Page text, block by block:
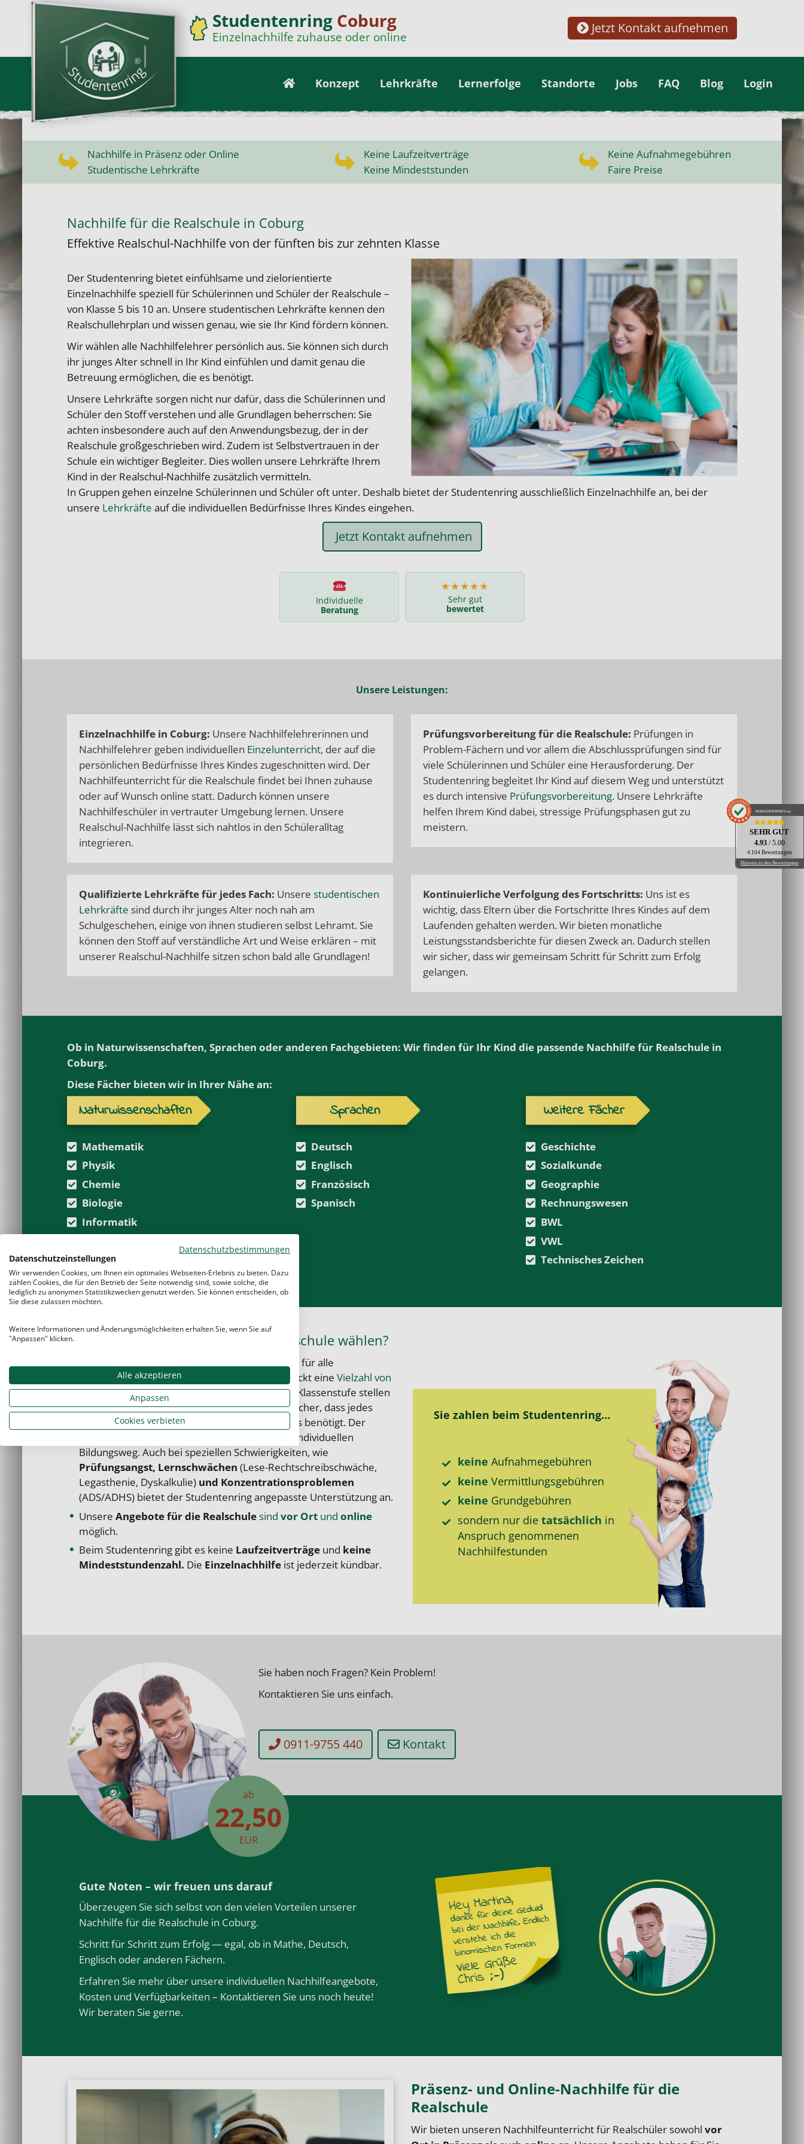
Studentenring Coburg
Einzelnachhilfe zuhause oder online
Jetzt Kontakt aufnehmen
Konzept Lehrkräfte Lernerfolge Standorte Jobs FAQ Blog Login
Nachhilfe in Präsenz oder Online
Studentische Lehrkräfte
Keine Laufzeitverträge
Keine Mindeststunden
Keine Aufnahmegebühren
Faire Preise
Nachhilfe für die Realschule in Coburg
Effektive Realschul-Nachhilfe von der fünften bis zur zehnten Klasse
Der Studentenring bietet einfühlsame und zielorientierte
Einzelnachhilfe speziell für Schülerinnen und Schüler der Realschule –
von Klasse 5 bis 10 an. Unsere studentischen Lehrkräfte kennen den
Realschullehrplan und wissen genau, wie sie Ihr Kind fördern können.
Wir wählen alle Nachhilfelehrer persönlich aus. Sie können sich durch
ihr junges Alter schnell in Ihr Kind einfühlen und damit genau die
Betreuung ermöglichen, die es benötigt.
Unsere Lehrkräfte sorgen nicht nur dafür, dass die Schülerinnen und
Schüler den Stoff verstehen und alle Grundlagen beherrschen: Sie
achten insbesondere auch auf den Anwendungsbezug, der in der
Realschule großgeschrieben wird. Zudem ist Selbstvertrauen in der
Schule ein wichtiger Begleiter. Dies wollen unsere Lehrkräfte Ihrem
Kind in der Realschul-Nachhilfe zusätzlich vermitteln.
In Gruppen gehen einzelne Schülerinnen und Schüler oft unter. Deshalb bietet der Studentenring ausschließlich Einzelnachhilfe an, bei der
unsere Lehrkräfte auf die individuellen Bedürfnisse Ihres Kindes eingehen.
Jetzt Kontakt aufnehmen
Individuelle
Beratung
★★★★★
Sehr gut
bewertet
Unsere Leistungen:
Einzelnachhilfe in Coburg: Unsere Nachhilfelehrerinnen und
Nachhilfelehrer geben individuellen Einzelunterricht, der auf die
persönlichen Bedürfnisse Ihres Kindes zugeschnitten wird. Der
Nachhilfeunterricht für die Realschule findet bei Ihnen zuhause
oder auf Wunsch online statt. Dadurch können unsere
Nachhilfeschüler in vertrauter Umgebung lernen. Unsere
Realschul-Nachhilfe lässt sich nahtlos in den Schüleralltag
integrieren.
Prüfungsvorbereitung für die Realschule: Prüfungen in
Problem-Fächern und vor allem die Abschlussprüfungen sind für
viele Schülerinnen und Schüler eine Herausforderung. Der
Studentenring begleitet Ihr Kind auf diesem Weg und unterstützt
es durch intensive Prüfungsvorbereitung. Unsere Lehrkräfte
helfen Ihrem Kind dabei, stressige Prüfungsphasen gut zu
meistern.
Qualifizierte Lehrkräfte für jedes Fach: Unsere studentischen
Lehrkräfte sind durch ihr junges Alter noch nah am
Schulgeschehen, einige von ihnen studieren selbst Lehramt. Sie
können den Stoff auf verständliche Art und Weise erklären – mit
unserer Realschul-Nachhilfe sitzen schon bald alle Grundlagen!
Kontinuierliche Verfolgung des Fortschritts: Uns ist es
wichtig, dass Eltern über die Fortschritte Ihres Kindes auf dem
Laufenden gehalten werden. Wir bieten monatliche
Leistungsstandsberichte für diesen Zweck an. Dadurch stellen
wir sicher, dass wir gemeinsam Schritt für Schritt zum Erfolg
gelangen.
Ob in Naturwissenschaften, Sprachen oder anderen Fachgebieten: Wir finden für Ihr Kind die passende Nachhilfe für Realschule in
Coburg.
Diese Fächer bieten wir in Ihrer Nähe an:
Naturwissenschaften
Mathematik
Physik
Chemie
Biologie
Informatik
Sprachen
Deutsch
Englisch
Französisch
Spanisch
Weitere Fächer
Geschichte
Sozialkunde
Geographie
Rechnungswesen
BWL
VWL
Technisches Zeichen
Warum unsere Nachhilfe für die Realschule wählen?
Unsere Privatnachhilfe für Realschüler:innen ist für alle
Klassenstufender Realschule verfügbar und deckt eine Vielzahl von
Fächernab. Unabhängig vom Fach und von der Klassenstufe stellen
wir mit unseren erfahrenen Nachhilfekräften sicher, dass jedes
Kind die Betreuung und Förderung erhält, die es benötigt. Der
Studentenring unterstützt Ihr Kind auf seinem individuellen
Bildungsweg. Auch bei speziellen Schwierigkeiten, wie
Prüfungsangst, Lernschwächen (Lese-Rechtschreibschwäche,
Legasthenie, Dyskalkulie) und Konzentrationsproblemen
(ADS/ADHS) bietet der Studentenring angepasste Unterstützung an.
Unsere Angebote für die Realschulesind vor Ort und online
möglich.
Beim Studentenring gibt es keine Laufzeitverträge und keine
Mindeststundenzahl. Die Einzelnachhilfe ist jederzeit kündbar.
Sie zahlen beim Studentenring…
keine Aufnahme­gebühren
keine Vermittlungs­gebühren
keine Grund­gebühren
sondern nur die tatsächlich in
Anspruch genommenen
Nachhilfe­stunden
Sie haben noch Fragen? Kein Problem!
Kontaktieren Sie uns einfach.
0911-9755 440 Kontakt
ab
22,50
EUR
Gute Noten – wir freuen uns darauf
Überzeugen Sie sich selbst von den vielen Vorteilen unserer
Nachhilfe für die Realschule in Coburg.
Schritt für Schritt zum Erfolg — egal, ob in Mathe, Deutsch,
Englisch oder anderen Fächern.
Erfahren Sie mehr über unsere individuellen Nachhilfeangebote,
Kosten und Verfügbarkeiten – Kontaktieren Sie uns noch heute!
Wir beraten Sie gerne.
Präsenz- und Online-Nachhilfe für die
Realschule
Wir bieten unseren Nachhilfeunterricht für Realschüler sowohl vor
Datenschutzbestimmungen
Datenschutzeinstellungen
Wir verwenden Cookies, um Ihnen ein optimales Webseiten-Erlebnis zu bieten. Dazu
zählen Cookies, die für den Betrieb der Seite notwendig sind, sowie solche, die
lediglich zu anonymen Statistikzwecken genutzt werden. Sie können entscheiden, ob
Sie diese zulassen möchten.
Weitere Informationen und Änderungsmöglichkeiten erhalten Sie, wenn Sie auf
"Anpassen" klicken.
Alle akzeptieren
Anpassen
Cookies verbieten
AUSGEZEICHNET.org
SEHR GUT
4.93 / 5.00
4.104 Bewertungen
Hinweis zu den Bewertungen